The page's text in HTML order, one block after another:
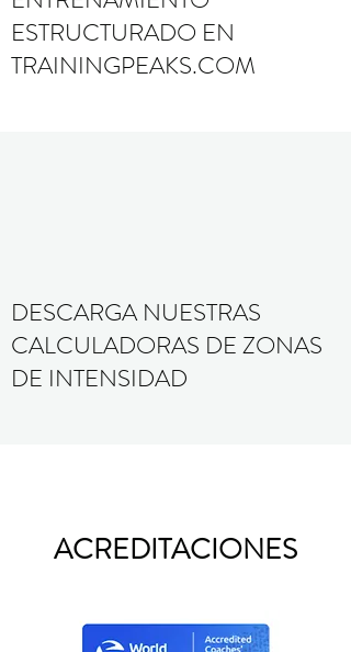
ESTRUCTURADO EN
TRAININGPEAKS.COM
DESCARGA NUESTRAS
CALCULADORAS DE ZONAS
DE INTENSIDAD
ACREDITACIONES